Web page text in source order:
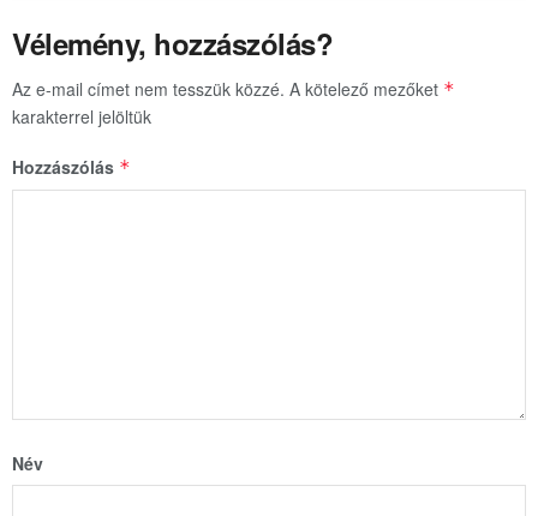
Vélemény, hozzászólás?
Az e-mail címet nem tesszük közzé. A kötelező mezőket *
karakterrel jelöltük
Hozzászólás *
Név